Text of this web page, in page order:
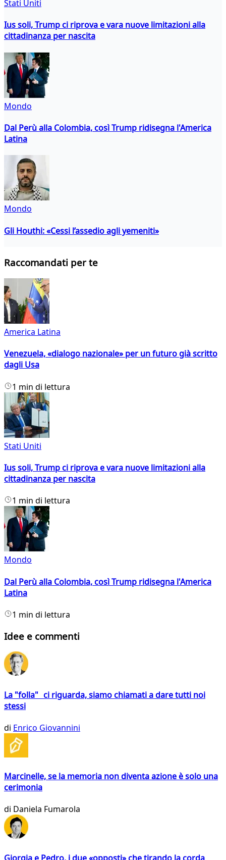
Stati Uniti
Ius soli, Trump ci riprova e vara nuove limitazioni alla
cittadinanza per nascita
Mondo
Dal Perù alla Colombia, così Trump ridisegna l'America
Latina
Mondo
Gli Houthi: «Cessi l’assedio agli yemeniti»
Raccomandati per te
America Latina
Venezuela, «dialogo nazionale» per un futuro già scritto
dagli Usa
1 min di lettura
Stati Uniti
Ius soli, Trump ci riprova e vara nuove limitazioni alla
cittadinanza per nascita
1 min di lettura
Mondo
Dal Perù alla Colombia, così Trump ridisegna l'America
Latina
1 min di lettura
Idee e commenti
La "folla" ci riguarda, siamo chiamati a dare tutti noi
stessi
di Enrico Giovannini
Marcinelle, se la memoria non diventa azione è solo una
cerimonia
di Daniela Fumarola
Giorgia e Pedro, i due «opposti» che tirando la corda